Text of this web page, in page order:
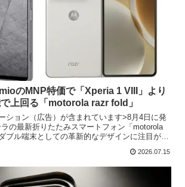
のMNP特価で「Xperia 1 VIII」より
上回る「motorola razr fold」
ション（広告）が含まれています>8月4日に発
の最新折りたたみスマートフォン「motorola
ブル端末としての革新的なデザインに注目が集
2026.07.15